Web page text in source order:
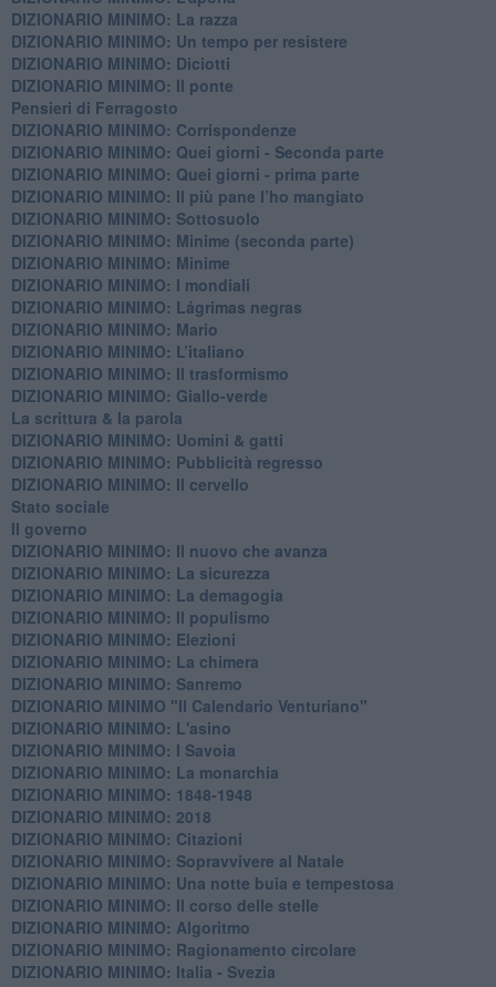
DIZIONARIO MINIMO: La razza
DIZIONARIO MINIMO: Un tempo per resistere
DIZIONARIO MINIMO: Diciotti
DIZIONARIO MINIMO: Il ponte
Pensieri di Ferragosto
DIZIONARIO MINIMO: Corrispondenze
DIZIONARIO MINIMO: Quei giorni - Seconda parte
DIZIONARIO MINIMO: Quei giorni - prima parte
DIZIONARIO MINIMO: Il più pane l’ho mangiato
DIZIONARIO MINIMO: Sottosuolo
DIZIONARIO MINIMO: Minime (seconda parte)
DIZIONARIO MINIMO: Minime
DIZIONARIO MINIMO: ​I mondiali
DIZIONARIO MINIMO: ​Lágrimas negras
DIZIONARIO MINIMO: Mario
DIZIONARIO MINIMO: L’italiano
DIZIONARIO MINIMO: Il trasformismo
DIZIONARIO MINIMO: Giallo-verde
La scrittura & la parola
​DIZIONARIO MINIMO: Uomini & gatti
DIZIONARIO MINIMO: ​Pubblicità regresso
DIZIONARIO MINIMO: Il cervello
Stato sociale
Il governo
DIZIONARIO MINIMO: Il nuovo che avanza
DIZIONARIO MINIMO: La sicurezza
DIZIONARIO MINIMO: La demagogia
DIZIONARIO MINIMO: Il populismo
DIZIONARIO MINIMO: Elezioni
DIZIONARIO MINIMO: La chimera
DIZIONARIO MINIMO: Sanremo
DIZIONARIO MINIMO "Il Calendario Venturiano"
DIZIONARIO MINIMO: L'asino
DIZIONARIO MINIMO: I Savoia
DIZIONARIO MINIMO: La monarchia
DIZIONARIO MINIMO: 1848-1948
DIZIONARIO MINIMO: 2018
DIZIONARIO MINIMO: Citazioni
DIZIONARIO MINIMO: ​Sopravvivere al Natale
DIZIONARIO MINIMO: ​Una notte buia e tempestosa
DIZIONARIO MINIMO: Il corso delle stelle
DIZIONARIO MINIMO: Algoritmo
DIZIONARIO MINIMO: Ragionamento circolare
DIZIONARIO MINIMO: Italia - Svezia